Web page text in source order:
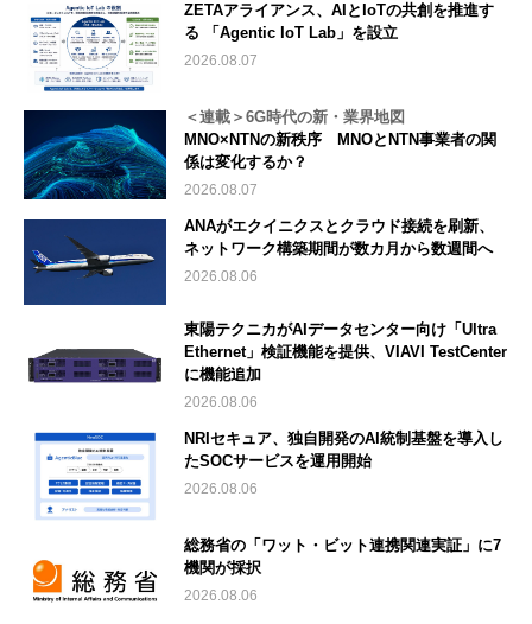
ZETAアライアンス、AIとIoTの共創を推進す
る 「Agentic IoT Lab」を設立
2026.08.07
＜連載＞6G時代の新・業界地図
MNO×NTNの新秩序 MNOとNTN事業者の関
係は変化するか？
2026.08.07
ANAがエクイニクスとクラウド接続を刷新、
ネットワーク構築期間が数カ月から数週間へ
2026.08.06
東陽テクニカがAIデータセンター向け「Ultra
Ethernet」検証機能を提供、VIAVI TestCenter
に機能追加
2026.08.06
NRIセキュア、独自開発のAI統制基盤を導入し
たSOCサービスを運用開始
2026.08.06
総務省の「ワット・ビット連携関連実証」に7
機関が採択
2026.08.06